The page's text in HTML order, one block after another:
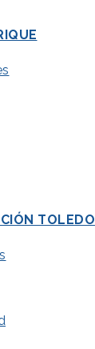
TOLEDO